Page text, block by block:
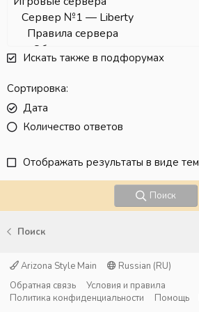
Искать также в подфорумах
Сортировка
Дата
Количество ответов
Отображать результаты в виде тем
Поиск
Поиск
Arizona Style Main
Russian (RU)
Обратная связь
Условия и правила
Политика конфиденциальности
Помощь